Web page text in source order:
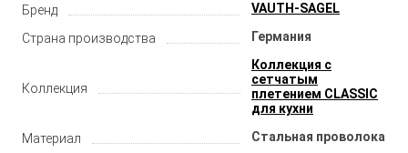
Бренд VAUTH-SAGEL
Страна производства Германия
Коллекция
Коллекция с
сетчатым
плетением CLASSIC
для кухни
Материал Стальная проволока